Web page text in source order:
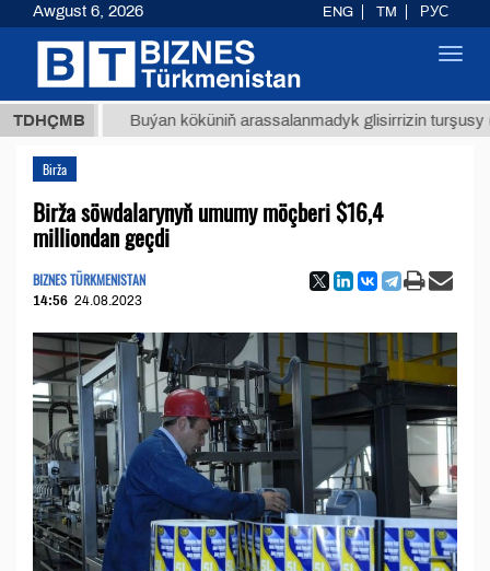
TDHÇMBBuýan köküniň arassalanmadyk glisirrizin turşusy (t.)
Birža
Birža söwdalarynyň umumy möçberi $16,4
milliondan geçdi
BIZNES TÜRKMENISTAN
14:56 24.08.2023
Awgust 6, 2026 ENG TM РУС